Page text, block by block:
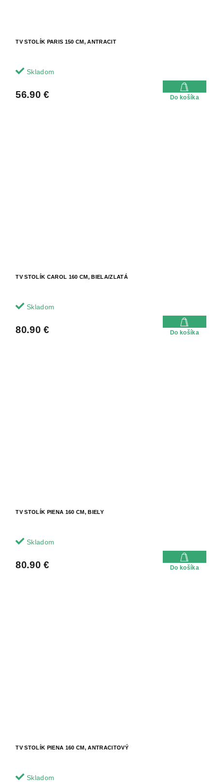
TV STOLÍK PARIS 150 CM, ANTRACIT
Skladom
56.90 € Do košíka
TV STOLÍK CAROL 160 CM, BIELA/ZLATÁ
Skladom
80.90 € Do košíka
TV STOLÍK PIENA 160 CM, BIELY
Skladom
80.90 € Do košíka
TV STOLÍK PIENA 160 CM, ANTRACITOVÝ
Skladom